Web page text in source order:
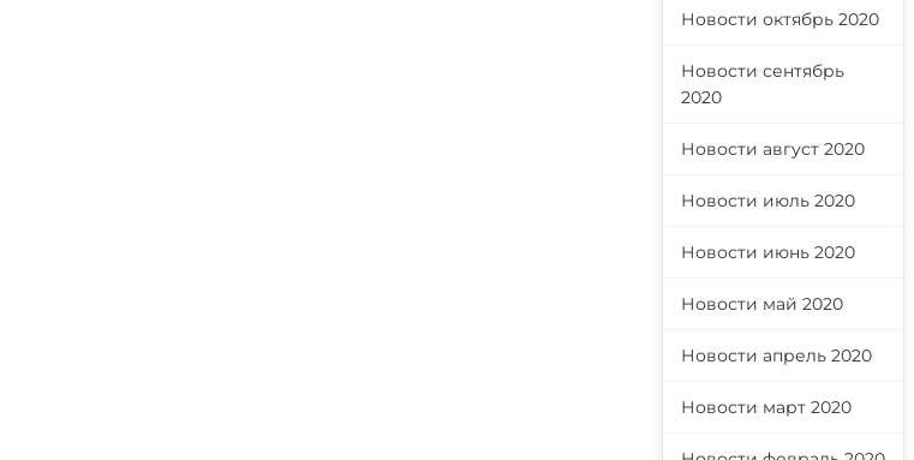
Новости октябрь 2020
Новости сентябрь
2020
Новости август 2020
Новости июль 2020
Новости июнь 2020
Новости май 2020
Новости апрель 2020
Новости март 2020